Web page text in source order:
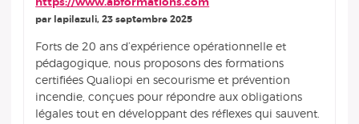
par lapilazuli, 23 septembre 2025
Forts de 20 ans d’expérience opérationnelle et
pédagogique, nous proposons des formations
certifiées Qualiopi en secourisme et prévention
incendie, conçues pour répondre aux obligations
légales tout en développant des réflexes qui sauvent.